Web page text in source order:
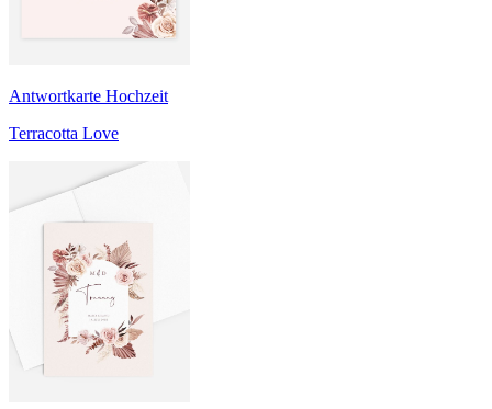
Antwortkarte Hochzeit
Terracotta Love